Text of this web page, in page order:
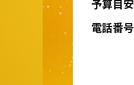
予算目安
電話番号